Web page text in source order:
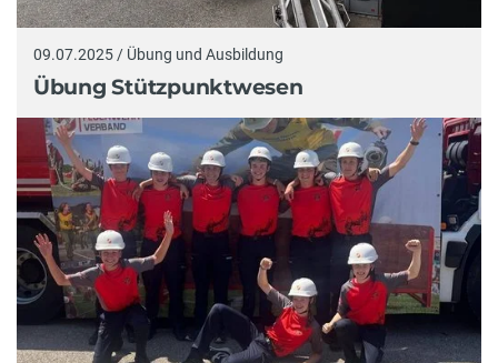
09.07.2025 / Übung und Ausbildung
Übung Stützpunktwesen